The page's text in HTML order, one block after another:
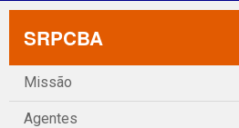
SRPCBA
Missão
Agentes